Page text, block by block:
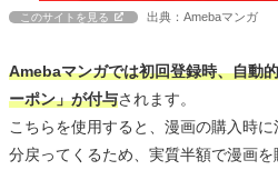
このサイトを見る 出典：Amebaマンガ
Amebaマンガでは初回登録時、自動
ーポン」が付与されます。
こちらを使用すると、漫画の購入時
分戻ってくるため、実質半額で漫画を